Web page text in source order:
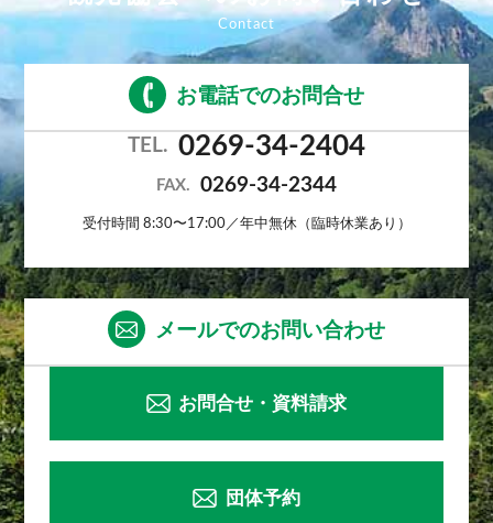
お電話でのお問合せ
TEL. 0269-34-2404
FAX. 0269-34-2344
受付時間 8:30〜17:00／年中無休（臨時休業あり）
メールでのお問い合わせ
お問合せ・資料請求
団体予約